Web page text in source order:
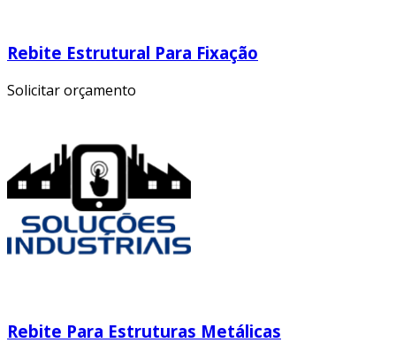
Rebite Estrutural Para Fixação
Solicitar orçamento
Rebite Para Estruturas Metálicas